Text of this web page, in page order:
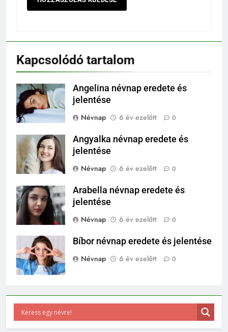
Kapcsolódó tartalom
Angelina névnap eredete és
jelentése
Névnap
6 év ezelőtt 0
Angyalka névnap eredete és
jelentése
Névnap
6 év ezelőtt 0
Arabella névnap eredete és
jelentése
Névnap
6 év ezelőtt 0
Bíbor névnap eredete és jelentése
Névnap
6 év ezelőtt 0